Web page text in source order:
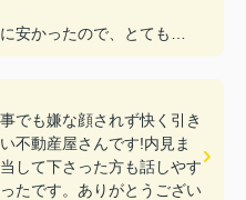
安かったので、とても
。
すごく良い人なので、
問い合わせされてくださ
でも嫌な顔されず快く引き
不動産屋さんです!内見ま
して下さった方も話しやす
たです。ありがとうござい